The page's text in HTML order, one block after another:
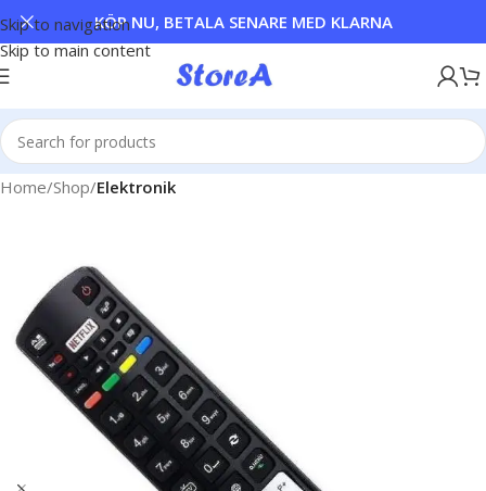
Skip to navigation
Skip to main content
KÖP NU, BETALA SENARE MED KLARNA
Home Shop Elektronik